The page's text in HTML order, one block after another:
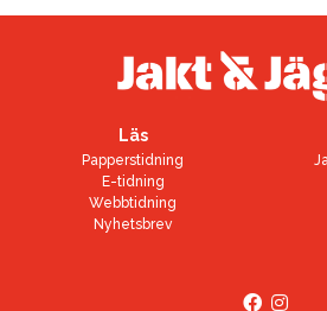
Läs
Papperstidning
E-tidning
Webbtidning
Nyhetsbrev